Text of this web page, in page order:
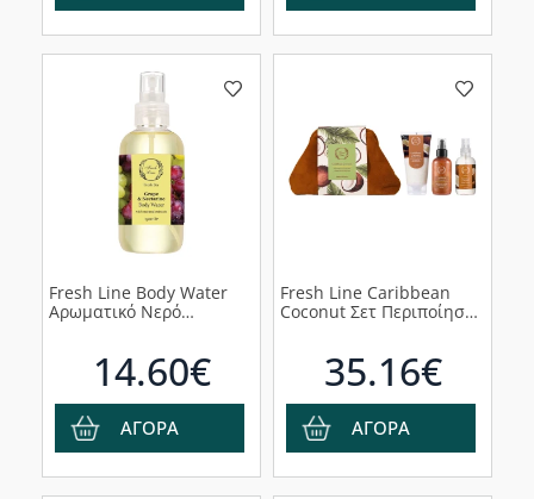
Fresh Line Body Water
Αρωματικό Νερό
14.60€
ΑΓΟΡΑ
Fresh Line Caribbean
Coconut Σετ Περιποίησης
Ηλιοτρόπιου, 3τμχ
35.16€
ΑΓΟΡΑ